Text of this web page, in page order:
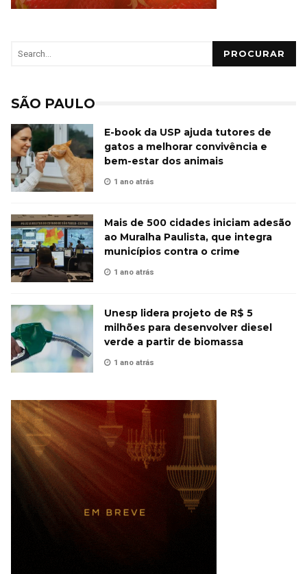
PROCURAR
SÃO PAULO
E-book da USP ajuda tutores de
gatos a melhorar convivência e
bem-estar dos animais
1 ano atrás
Mais de 500 cidades iniciam adesão
ao Muralha Paulista, que integra
municípios contra o crime
1 ano atrás
Unesp lidera projeto de R$ 5
milhões para desenvolver diesel
verde a partir de biomassa
1 ano atrás